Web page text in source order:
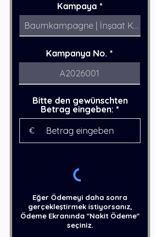
Kampaya
Kampanya No.
Bitte den gewünschten
Betrag eingeben:
€
Eğer Ödemeyi daha sonra
gerçekleştirmek istiyorsanız,
Ödeme Ekranında ''Nakit Ödeme''
seçiniz.